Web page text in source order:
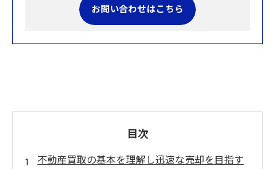
お問い合わせはこちら
目次
不動産買取の基本を理解し迅速な売却を目指す